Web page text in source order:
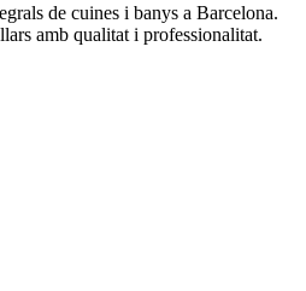
de cuines i banys a Barcelona.
amb qualitat i professionalitat.